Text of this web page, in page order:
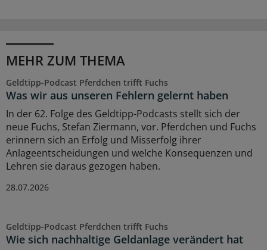
MEHR ZUM THEMA
Geldtipp-Podcast Pferdchen trifft Fuchs
Was wir aus unseren Fehlern gelernt haben
In der 62. Folge des Geldtipp-Podcasts stellt sich der
neue Fuchs, Stefan Ziermann, vor. Pferdchen und Fuchs
erinnern sich an Erfolg und Misserfolg ihrer
Anlageentscheidungen und welche Konsequenzen und
Lehren sie daraus gezogen haben.
28.07.2026
Geldtipp-Podcast Pferdchen trifft Fuchs
Wie sich nachhaltige Geldanlage verändert hat